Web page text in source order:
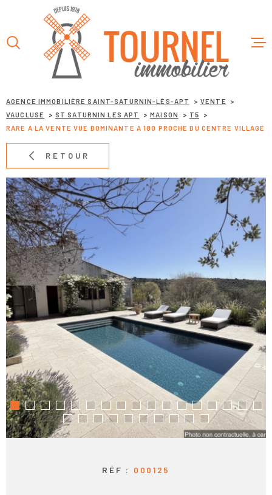
recherche
menu
principal
contenu
AGENCE IMMOBILIÈRE SAINT-SATURNIN-LÈS-APT
VENTE
VAUCLUSE
ST SATURNIN LES APT MAISON
T5
RARE A LA VENTE VUE DOMINANTE A 180 PROCHE DU CENTRE VILLAGE
RETOUR
RÉF : 000125